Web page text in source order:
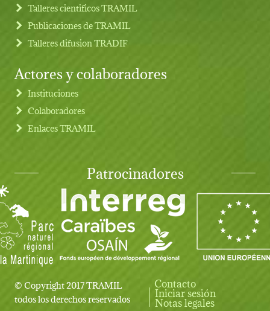
Talleres cientificos TRAMIL
Publicaciones de TRAMIL
Talleres difusion TRADIF
Actores y colaboradores
Instituciones
Colaboradores
Enlaces TRAMIL
Patrocinadores
© Copyright 2017 TRAMIL
todos los derechos reservados
User account menu
Contacto
Iniciar sesión
Notas legales